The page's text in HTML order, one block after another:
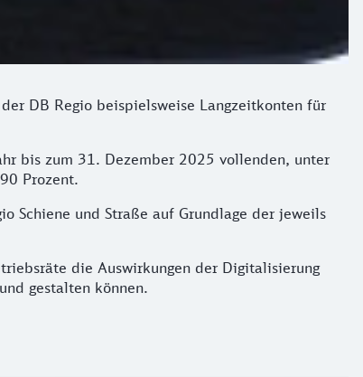
DB Regio beispielsweise Langzeitkonten für
bis zum 31. Dezember 2025 vollenden, unter
Prozent.
Schiene und Straße auf Grundlage der jeweils
die Auswirkungen der Digitalisierung
gestalten können.